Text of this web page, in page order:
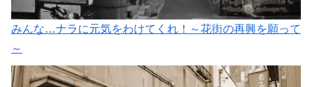
みんな…ナラに元気をわけてくれ！～花街の再興を願って
～